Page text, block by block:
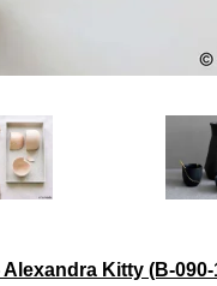
Kitty (B-090-